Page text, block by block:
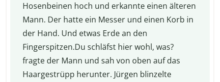
Hosenbeinen hoch und erkannte einen älteren
Mann. Der hatte ein Messer und einen Korb in
der Hand. Und etwas Erde an den
Fingerspitzen.Du schläfst hier wohl, was?
fragte der Mann und sah von oben auf das
Haargestrüpp herunter. Jürgen blinzelte